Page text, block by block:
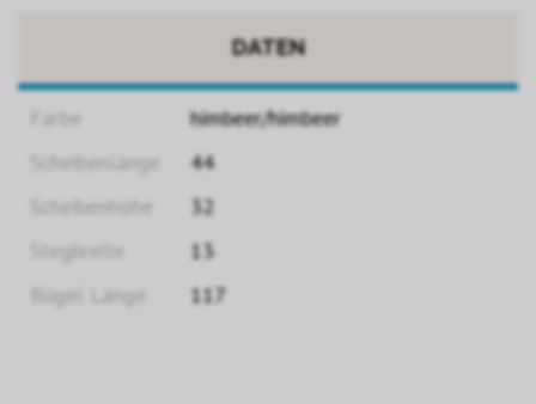
DATEN
Farbe
himbeer/himbeer
Scheibenlänge
44
Scheibenhöhe
32
Stegbreite
13
Bügel Länge
117